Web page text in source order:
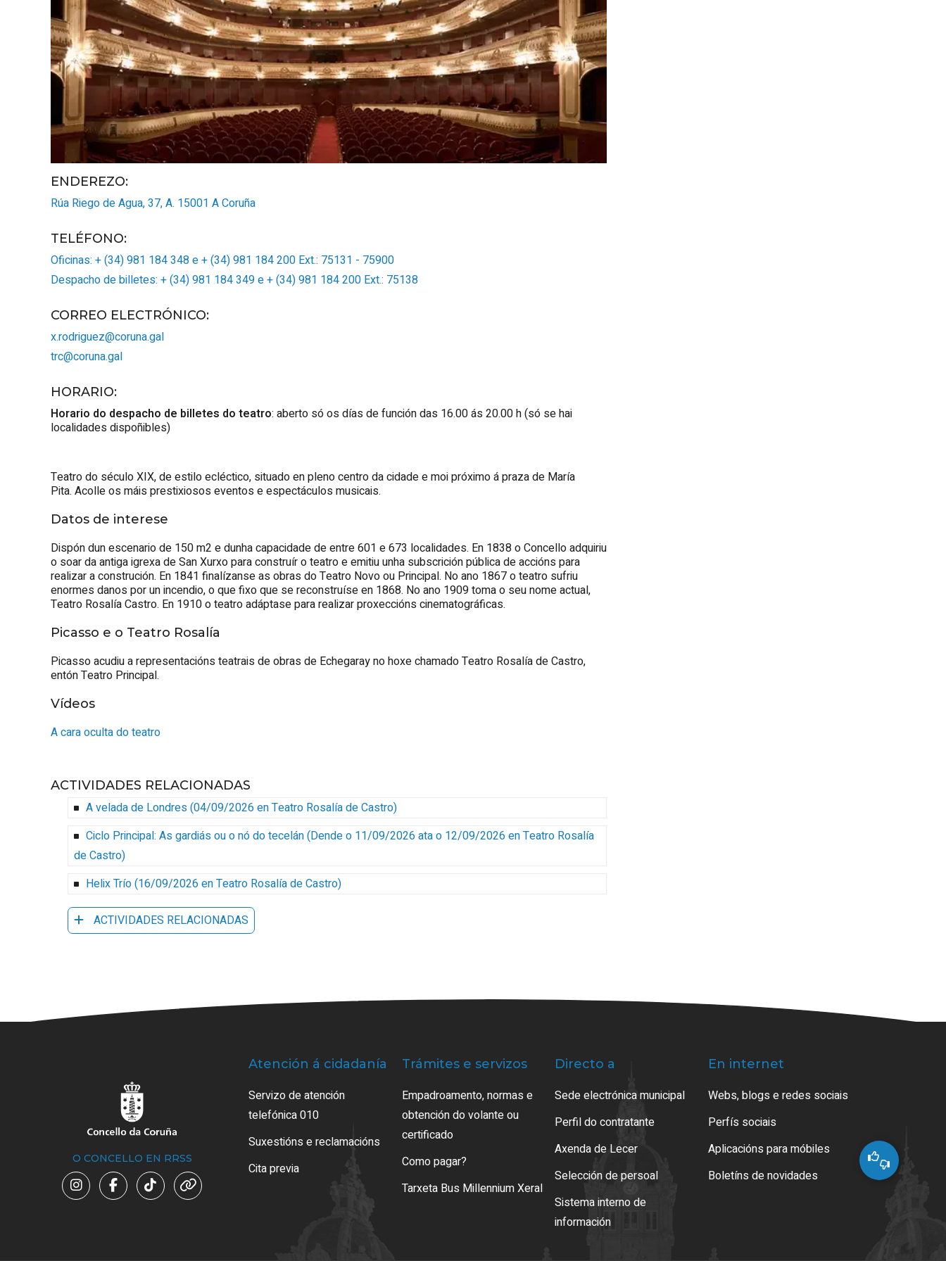
ENDEREZO:
Rúa Riego de Agua, 37, A. 15001 A Coruña
TELÉFONO:
Oficinas: + (34) 981 184 348 e + (34) 981 184 200 Ext.: 75131 - 75900
Despacho de billetes: + (34) 981 184 349 e + (34) 981 184 200 Ext.: 75138
CORREO ELECTRÓNICO:
x.rodriguez@coruna.gal
trc@coruna.gal
HORARIO:
Horario do despacho de billetes do teatro: aberto só os días de función das 16.00 ás 20.00 h (só se hai
localidades dispoñibles)
Teatro do século XIX, de estilo ecléctico, situado en pleno centro da cidade e moi próximo á praza de María
Pita. Acolle os máis prestixiosos eventos e espectáculos musicais.
Datos de interese
Dispón dun escenario de 150 m2 e dunha capacidade de entre 601 e 673 localidades. En 1838 o Concello adquiriu
o soar da antiga igrexa de San Xurxo para construír o teatro e emitiu unha subscrición pública de accións para
realizar a construción. En 1841 finalízanse as obras do Teatro Novo ou Principal. No ano 1867 o teatro sufriu
enormes danos por un incendio, o que fixo que se reconstruíse en 1868. No ano 1909 toma o seu nome actual,
Teatro Rosalía Castro. En 1910 o teatro adáptase para realizar proxeccións cinematográficas.
Picasso e o Teatro Rosalía
Picasso acudiu a representacións teatrais de obras de Echegaray no hoxe chamado Teatro Rosalía de Castro,
entón Teatro Principal.
Vídeos
A cara oculta do teatro
ACTIVIDADES RELACIONADAS
A velada de Londres(04/09/2026 en Teatro Rosalía de Castro)
Ciclo Principal: As gardiás ou o nó do tecelán(Dende o 11/09/2026 ata o 12/09/2026 en Teatro Rosalía
de Castro)
Helix Trío(16/09/2026 en Teatro Rosalía de Castro)
ACTIVIDADES RELACIONADAS
O CONCELLO EN RRSS
Atención á cidadanía
Servizo de atención
telefónica 010
Suxestións e reclamacións
Cita previa
Trámites e servizos
Empadroamento, normas e
obtención do volante ou
certificado
Como pagar?
Tarxeta Bus Millennium Xeral
Directo a
Sede electrónica municipal
Perfil do contratante
Axenda de Lecer
Selección de persoal
Sistema interno de
información
En internet
Webs, blogs e redes sociais
Perfís sociais
Aplicacións para móbiles
Boletíns de novidades